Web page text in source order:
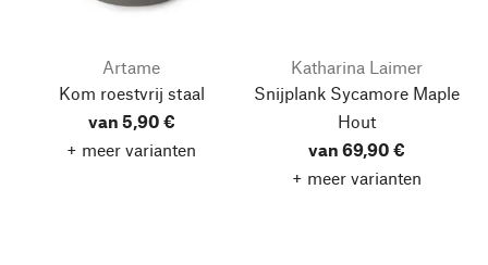
Artame
Kom roestvrij staal
van 5,90 €
+ meer varianten
Katharina Laimer
Snijplank Sycamore Maple
Hout
van 69,90 €
+ meer varianten